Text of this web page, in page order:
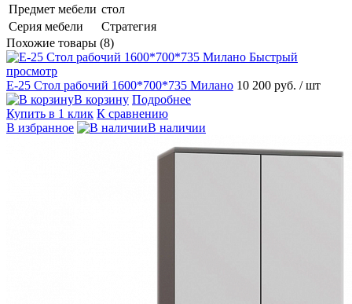
Предмет мебели стол
Серия мебели
Стратегия
Похожие товары (8)
Быстрый
просмотр
E-25 Стол рабочий 1600*700*735 Милано 10 200 руб. / шт
В корзину Подробнее
Купить в 1 клик К сравнению
В избранное
В наличии